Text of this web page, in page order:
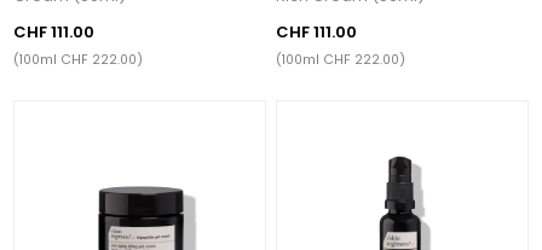
CHF 111.00
(100ml CHF 222.00)
CHF 111.00
(100ml CHF 222.00)